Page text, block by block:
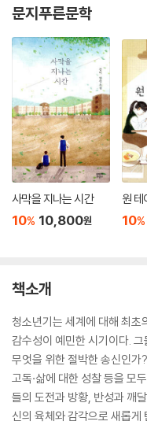
문지푸른문학
사막을 지나는 시간
10% 10,800원
원 테
10%
책소개
청소년기는 세계에 대해 최
감수성이 예민한 시기이다.
무엇을 위한 절박한 송신인가
고독·삶에 대한 성찰 등을 모
들의 도전과 방황, 반성과 깨
신의 육체와 감각으로 새롭게